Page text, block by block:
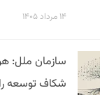
۱۴ مرداد ۱۴۰۵
سازمان ملل:
شکاف توسعه